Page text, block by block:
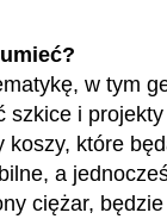
w tym
szkice i
koszy, które
a
ciężar,